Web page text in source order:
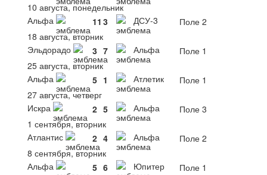
10 августа, понедельник
Альфа
11 3 ДСУ-3
Поле 2
18 августа, вторник
Эльдорадо
3 7 Альфа
Поле 1
25 августа, вторник
Альфа
5 1 Атлетик
Поле 1
27 августа, четверг
Искра
2 5 Альфа
Поле 3
1 сентября, вторник
Атлантис
2 4 Альфа
Поле 2
8 сентября, вторник
Альфа
5 6 Юпитер
Поле 1